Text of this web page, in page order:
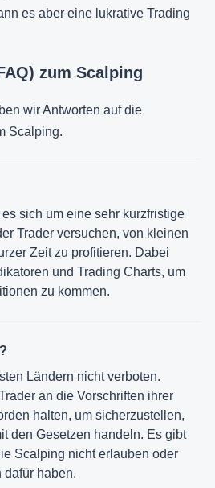
es aber eine lukrative Trading
zum Scalping
wir Antworten auf die
Scalping.
sich um eine sehr kurzfristige
Trader versuchen, von kleinen
Zeit zu profitieren. Dabei
und Trading Charts, um
zu kommen.
Ländern nicht verboten.
an die Vorschriften ihrer
halten, um sicherzustellen,
den Gesetzen handeln. Es gibt
Scalping nicht erlauben oder
haben.